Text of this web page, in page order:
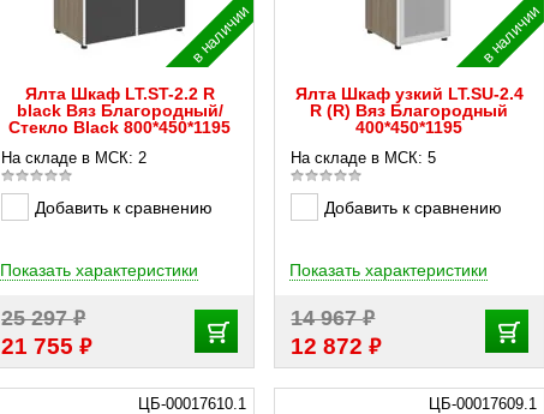
в наличии
Ялта Шкаф LT.ST-2.2 R
black Вяз Благородный/
Стекло Black 800*450*1195
На складе в МСК: 2
Добавить к сравнению
25 297₽
21 755₽
Показать характеристики
в наличии
Ялта Шкаф узкий LT.SU-2.4
R (R) Вяз Благородный
400*450*1195
На складе в МСК: 5
Добавить к сравнению
14 967₽
12 872₽
Показать характеристики
ЦБ-00017610.1 ЦБ-00017609.1